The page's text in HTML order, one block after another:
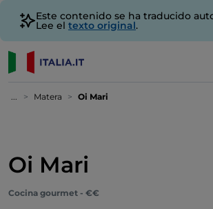
Este contenido se ha traducido
Lee el texto original.
... Matera Oi Mari
Oi Mari
Cocina gourmet - €€